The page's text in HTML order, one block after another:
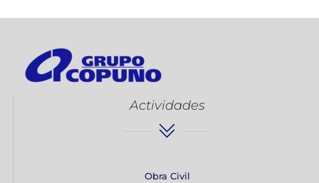
Actividades
Obra Civil